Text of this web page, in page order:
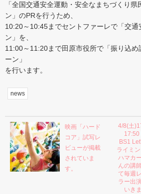
「全国交通安全運動・安全なまちづくり
ン」のPRを行うため、
10:20～10:45までセントファーレで「交通
ン」を、
11:00～11:20まで田原市役所で「振り込
ーン」
を行います。
news
映画「ハード
コア」試写レ
ビューが掲載
されていま
す。
4/8(土
17:50
BS1
ライミ
ハマカ
んの講
て毎週
ラー出
いき